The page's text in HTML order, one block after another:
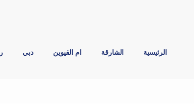
الرئيسية الشارقة ام القيوين دبي